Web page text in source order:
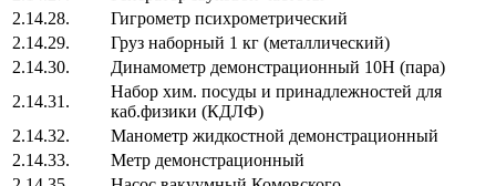
2.14.28.
Гигрометр психрометрический
2.14.29.
Груз наборный 1 кг (металлический)
2.14.30.
Динамометр демонстрационный 10Н (пара)
2.14.31.
Набор хим. посуды и принадлежностей для
каб.физики (КДЛФ)
2.14.32.
Манометр жидкостной демонстрационный
2.14.33.
Метр демонстрационный